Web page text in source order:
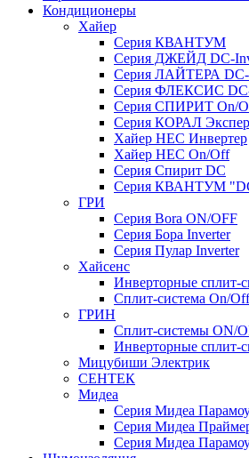
Кондиционеры
Хайер
Серия КВАНТУМ
Серия ДЖЕЙД DC-
Серия ЛАЙТЕРА DC-
Серия ФЛЕКСИС
Серия СПИРИТ On/
Серия КОРАЛ
Хайер HEC Инвертер
Хайер HEC On/Off
Серия Спирит DC
Серия КВАНТУМ
ГРИ
Серия Bora ON/OFF
Серия Бора Inverter
Серия Пулар Inverter
Хайсенс
Инверторные сплит-
Сплит-система On/Off
ГРИН
Сплит-системы ON/
Инверторные сплит-
Мицубиши Электрик
СЕНТЕК
Мидеа
Серия Мидеа
Серия Мидеа
Серия Мидеа